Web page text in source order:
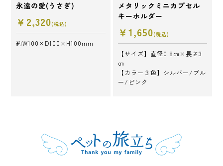
永遠の愛(うさぎ)
￥2,320(税込)
約W100×D100×H100mm
メタリックミニカプセル
キーホルダー
￥1,650(税込)
【サイズ】直径0.8㎝×長さ3
㎝
【カラー３色】シルバー/ブル
ー/ピンク